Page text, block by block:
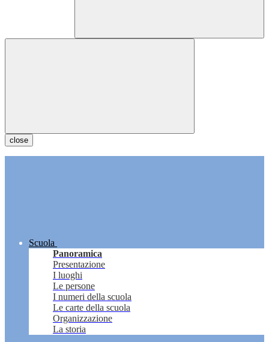
close
Scuola
Panoramica
Presentazione
I luoghi
Le persone
I numeri della scuola
Le carte della scuola
Organizzazione
La storia